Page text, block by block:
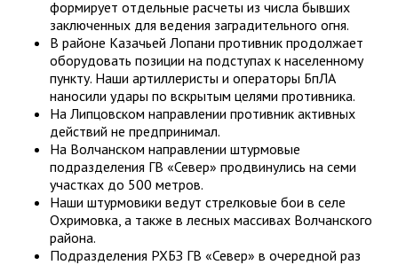
формирует отдельные расчеты из числа бывших
заключенных для ведения заградительного огня.
В районе Казачьей Лопани противник продолжает
оборудовать позиции на подступах к населенному
пункту. Наши артиллеристы и операторы БпЛА
наносили удары по вскрытым целями противника.
На Липцовском направлении противник активных
действий не предпринимал.
На Волчанском направлении штурмовые
подразделения ГВ «Север» продвинулись на семи
участках до 500 метров.
Наши штурмовики ведут стрелковые бои в селе
Охримовка, а также в лесных массивах Волчанского
района.
Подразделения РХБЗ ГВ «Север» в очередной раз